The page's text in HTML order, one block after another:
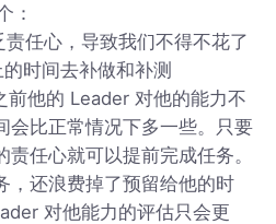
：
任心，导致我们不得不花了
时间去补做和补测
前他的 Leader 对他的能力不
会比正常情况下多一些。只要
任心就可以提前完成任务。
，还浪费掉了预留给他的时
对他能力的评估只会更